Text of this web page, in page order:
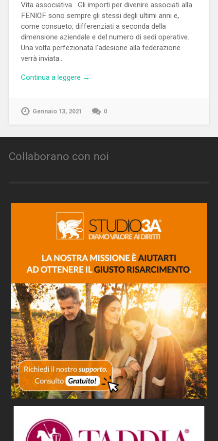
Vita associativa Gli importi per divenire associati alla
FENIOF sono sempre gli stessi degli ultimi anni e,
come consueto, differenziati a seconda della
dimensione aziendale e del numero di sedi operative.
Una volta perfezionata l’adesione alla federazione
verrà inviata…
Continua a leggere →
Gennaio 13, 2021 0
Collaborano con noi